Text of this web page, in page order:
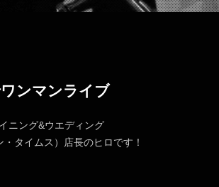
ンマンライブ
ニング&ウエディング
タイムス）店長のヒロです！